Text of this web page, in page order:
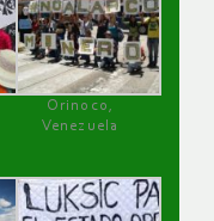
Orinoco,
Venezuela